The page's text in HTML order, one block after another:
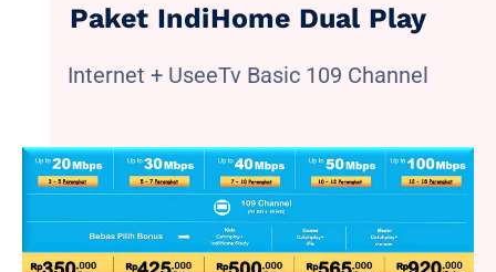
Paket IndiHome Dual Play
Internet + UseeTv Basic 109 Channel